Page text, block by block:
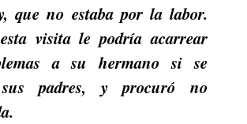
que no estaba por la labor.
visita le podría acarrear
a su hermano si se
padres, y procuró no